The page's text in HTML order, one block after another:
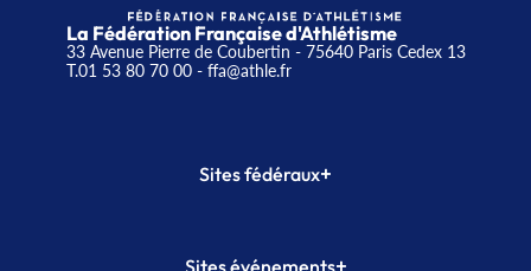
La Fédération Française d'Athlétisme
33 Avenue Pierre de Coubertin - 75640 Paris Cedex 13
T.01 53 80 70 00- ffa@athle.fr
Sites fédéraux+
Sites événements